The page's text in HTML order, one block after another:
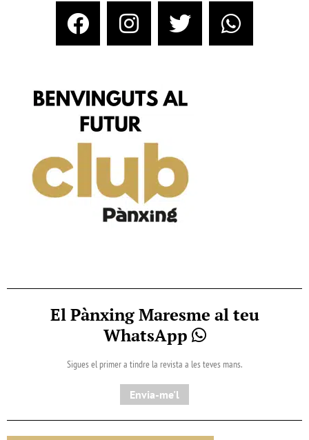
El Pànxing Maresme al teu
WhatsApp
Sigues el primer a tindre la revista a les teves mans.
Envia-me'l